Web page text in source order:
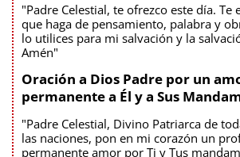
"Padre Celestial, te ofrezco este día. Te
que haga de pensamiento, palabra y
lo utilices para mi salvación y la
Amén"
Oración a Dios Padre por un
permanente a Él y a Sus
"Padre Celestial, Divino Patriarca de
las naciones, pon en mi corazón un
permanente amor por Ti y Tus